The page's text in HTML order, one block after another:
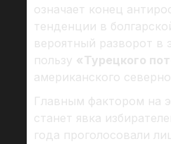
означает конец
тенденции в
вероятный разворот в
пользу «Турецкого
американского
Главным фактором на
станет явка
года проголосовали